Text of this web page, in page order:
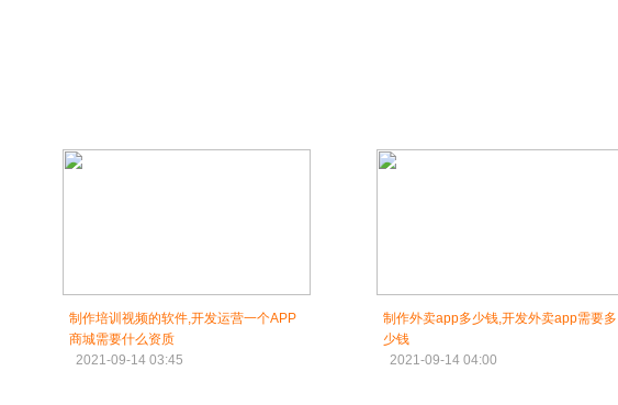
制作培训视频的软件,开发运营一个APP
商城需要什么资质
2021-09-14 03:45
制作外卖app多少钱,开发外卖app需要多
少钱
2021-09-14 04:00